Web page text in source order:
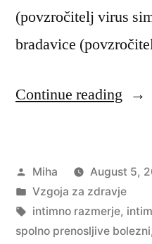
(povzročitelj virus
bradavice
Continue reading
Posted
by
Miha
August 5,
Posted
in
Vzgoja za zdravje
Tags:
intimno razmerje,
spolno prenosljive bolezni,